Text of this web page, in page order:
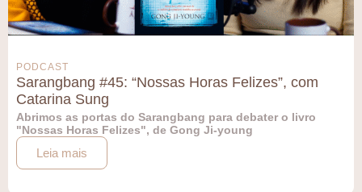
PODCAST
Sarangbang #45: “Nossas Horas Felizes”, com
Catarina Sung
Abrimos as portas do Sarangbang para debater o livro
"Nossas Horas Felizes", de Gong Ji-young
Leia mais